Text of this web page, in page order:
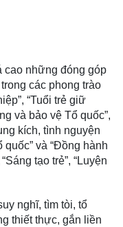
cao những đóng góp
các phong trào
“Tuổi trẻ giữ
và bảo vệ Tổ quốc”,
kích, tình nguyện
và “Đồng hành
tạo trẻ”, “Luyện
nghĩ, tìm tòi, tổ
thiết thực, gắn liền